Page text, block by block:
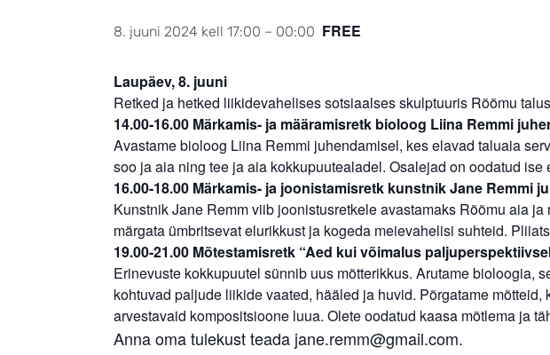
8. juuni 2024 kell 17:00 – 00:00 FREE
Laupäev, 8. juuni
Retked ja hetked liikidevahelises sotsiaalses skulptuuris Rõõmu
14.00-16.00 Märkamis- ja määramisretk bioloog Liina Remmi
Avastame bioloog Liina Remmi juhendamisel, kes elavad taluaia
soo ja aia ning tee ja aia kokkupuutealadel. Osalejad on oodatud
16.00-18.00 Märkamis- ja joonistamisretk kunstnik Jane Remmi
Kunstnik Jane Remm viib joonistusretkele avastamaks Rõõmu aia
märgata ümbritsevat elurikkust ja kogeda meievahelisi suhteid.
19.00-21.00 Mõtestamisretk “Aed kui võimalus
Erinevuste kokkupuutel sünnib uus mõtterikkus. Arutame
kohtuvad paljude liikide vaated, hääled ja huvid. Põrgatame
arvestavaid kompositsioone luua. Olete oodatud kaasa mõtlema ja
Anna oma tulekust teada jane.remm@gmail.com.